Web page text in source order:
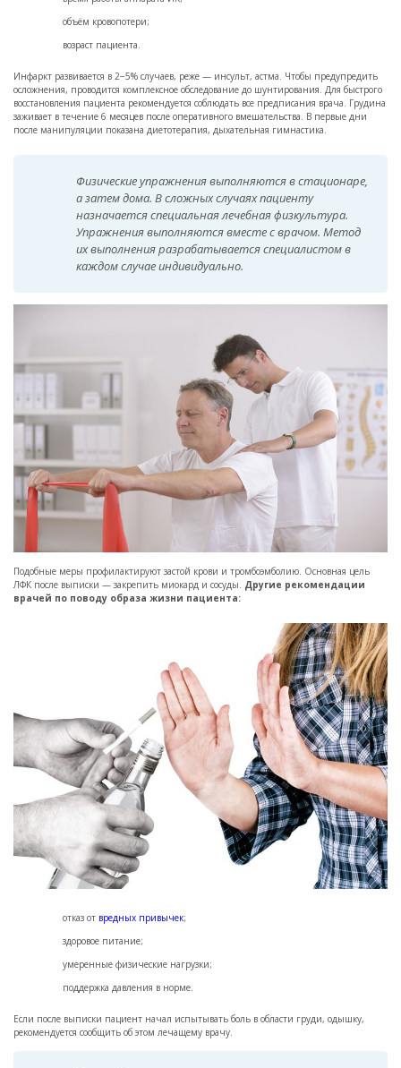
объём кровопотери;
возраст пациента.
Инфаркт развивается в 2−5% случаев, реже — инсульт, астма. Чтобы предупредить
осложнения, проводится комплексное обследование до шунтирования. Для быстрого
восстановления пациента рекомендуется соблюдать все предписания врача. Грудина
заживает в течение 6 месяцев после оперативного вмешательства. В первые дни
после манипуляции показана диетотерапия, дыхательная гимнастика.
Физические упражнения выполняются в стационаре,
а затем дома. В сложных случаях пациенту
назначается специальная лечебная физкультура.
Упражнения выполняются вместе с врачом. Метод
их выполнения разрабатывается специалистом в
каждом случае индивидуально.
Подобные меры профилактируют застой крови и тромбоэмболию. Основная цель
ЛФК после выписки — закрепить миокард и сосуды. Другие рекомендации
врачей по поводу образа жизни пациента:
отказ от вредных привычек;
здоровое питание;
умеренные физические нагрузки;
поддержка давления в норме.
Если после выписки пациент начал испытывать боль в области груди, одышку,
рекомендуется сообщить об этом лечащему врачу.